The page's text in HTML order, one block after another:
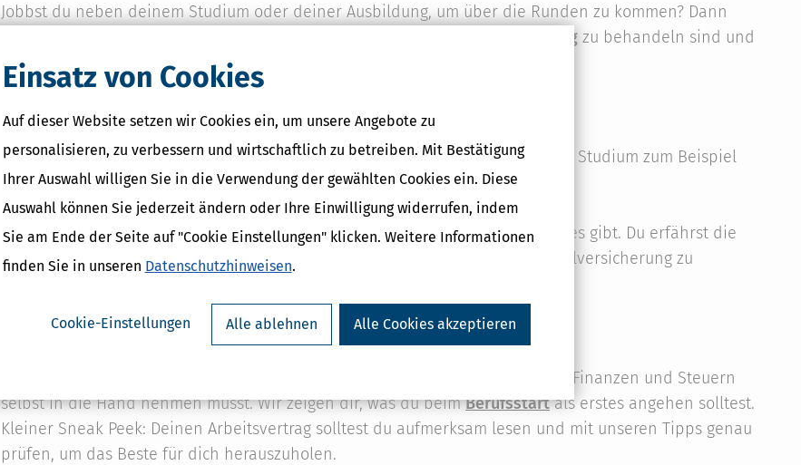
Einsatz von Cookies
Auf dieser Website setzen wir Cookies ein, um unsere Angebote zu
personalisieren, zu verbessern und wirtschaftlich zu betreiben. Mit Bestätigung
Ihrer Auswahl willigen Sie in die Verwendung der gewählten Cookies ein. Diese
Auswahl können Sie jederzeit ändern oder Ihre Einwilligung widerrufen, indem
Sie am Ende der Seite auf "Cookie Einstellungen" klicken. Weitere Informationen
finden Sie in unseren Datenschutzhinweisen.
Cookie-Einstellungen Alle ablehnen Alle Cookies akzeptieren
Jobbst du neben deinem Studium oder deiner Ausbildung, um über die Runden zu kommen? Dann
Minijobs in der Steuererklärung zu behandeln sind und
welche Fallstricke es gibt.
Besserst du mit einem Nebenjob dein Gehalt auf oder hast du neben deinem Studium zum Beispiel
einem Minijob oder Midijob?
Im BeitragMinijob in der Steuererklärungerfährst du, welche Möglichkeiten es gibt. Du erfährst die
unterschiedlichen Verdienstgrenzen und was es in Sachen Steuern und Sozialversicherung zu
Der erste Job bringt finanzielle Unabhängigkeit, bedeutet aber auch, dass du Finanzen und Steuern
selbst in die Hand nehmen musst. Wir zeigen dir, was du beimBerufsstartals erstes angehen solltest.
Kleiner Sneak Peek: Deinen Arbeitsvertrag solltest du aufmerksam lesen und mit unseren Tipps genau
prüfen, um das Beste für dich herauszuholen.